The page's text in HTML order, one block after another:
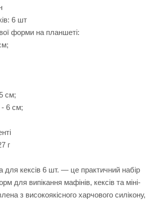
6 шт
форми на планшеті:
см;
- 6 см;
г
для кексів 6 шт. — це практичний набір
для випікання мафінів, кексів та міні-
з високоякісного харчового силікону,